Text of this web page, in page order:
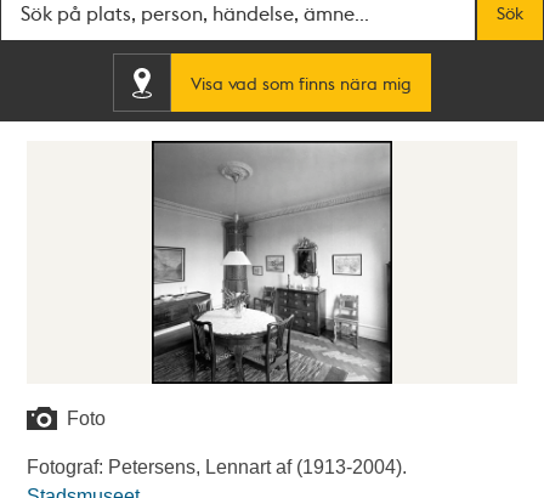
Sök
Visa vad som finns nära mig
Foto
Fotograf: Petersens, Lennart af (1913-2004).